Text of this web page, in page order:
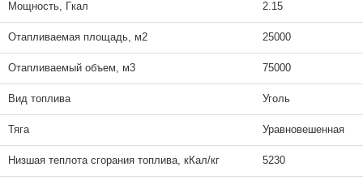
Мощность, Гкал 2.15
Отапливаемая площадь, м2 25000
Отапливаемый объем, м3 75000
Вид топлива Уголь
Тяга Уравновешенная
Низшая теплота сгорания топлива, кКал/кг 5230